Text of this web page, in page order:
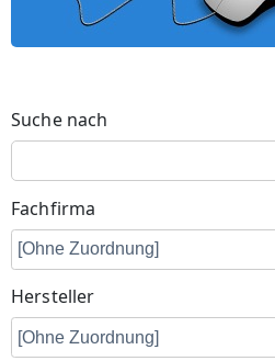
Suche nach
Fachfirma
Hersteller